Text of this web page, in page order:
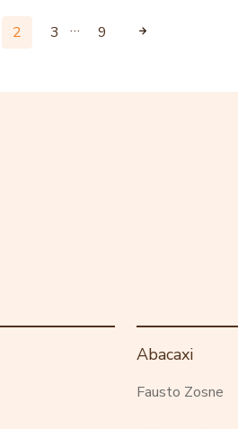
2 3 … 9
Abacaxi
Fausto Zosne